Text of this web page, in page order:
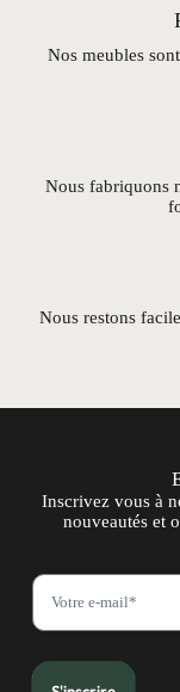
Nos meubles
Nous fabriquons
Nous restons
Inscrivez vous à
nouveautés et
N
s
e